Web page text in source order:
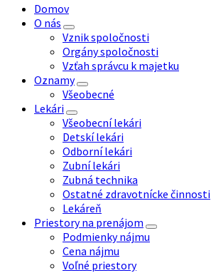
Domov
O nás
Vznik spoločnosti
Orgány spoločnosti
Vzťah správcu k majetku
Oznamy
Všeobecné
Lekári
Všeobecní lekári
Detskí lekári
Odborní lekári
Zubní lekári
Zubná technika
Ostatné zdravotnícke činnosti
Lekáreň
Priestory na prenájom
Podmienky nájmu
Cena nájmu
Voľné priestory